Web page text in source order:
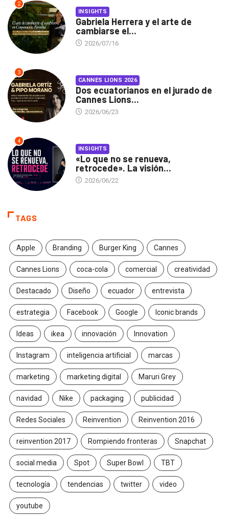
2
INSIGHTS
Gabriela Herrera y el arte de
cambiarse el...
2026/07/16
3
CANNES LIONS 2026
Dos ecuatorianos en el jurado de
Cannes Lions...
2026/06/23
4
INSIGHTS
«Lo que no se renueva,
retrocede». La visión...
2026/06/22
TAGS
Apple Branding Burger King Cannes
Cannes Lions coca-cola comercial creatividad
Destacado Diseño ecuador entrevista
estrategia Facebook Google Iconic brands
Ideas ikea innovación Innovation
Instagram inteligencia artificial marcas
marketing marketing digital Maruri Grey
navidad Nike packaging publicidad
Redes Sociales Reinvention Reinvention 2016
reinvention 2017 Rompiendo fronteras Snapchat
social media Spot Super Bowl TBT
tecnología tendencias twitter video
youtube